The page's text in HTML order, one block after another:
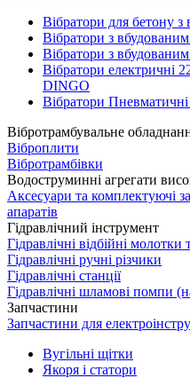
Вібратори для бетону
Вібратори з
Вібратори з
Вібратори електричні
DINGO
Вібратори
Вібротрамбувальне
Віброплити
Вібротрамбівки
Водоструминні агрегати
Аксесуари та комплектуючі
апаратів
Гідравлічний інструмент
Гідравлічні відбійні
Гідравлічні ручні різчики
Гідравлічні станції
Гідравлічні шламові помпи
Запчастини
Запчастини для
Вугільні щітки
Якоря і статори